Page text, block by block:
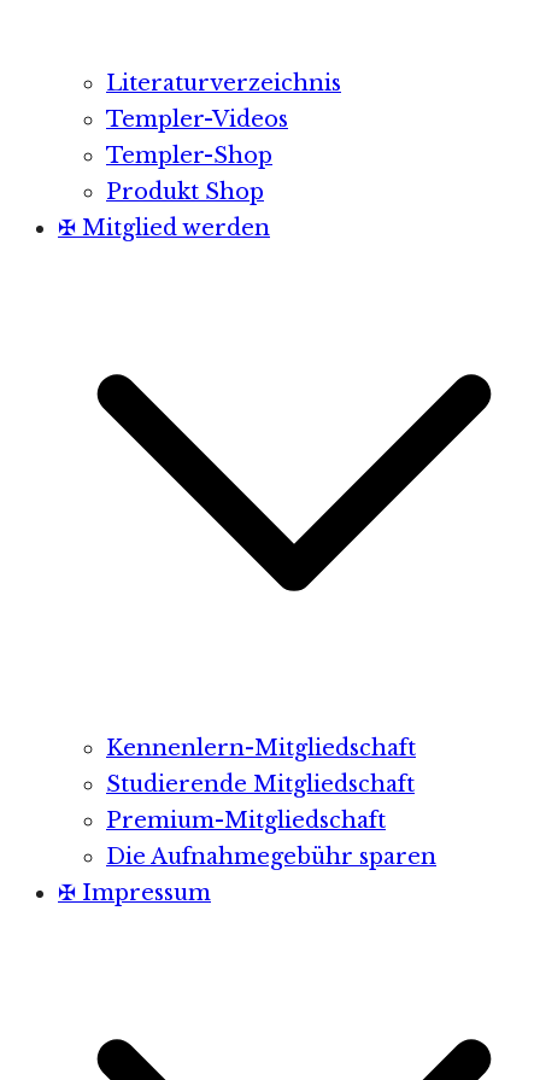
Literaturverzeichnis
Templer-Videos
Templer-Shop
Produkt Shop
✠ Mitglied werden
Kennenlern-Mitgliedschaft
Studierende Mitgliedschaft
Premium-Mitgliedschaft
Die Aufnahmegebühr sparen
✠ Impressum